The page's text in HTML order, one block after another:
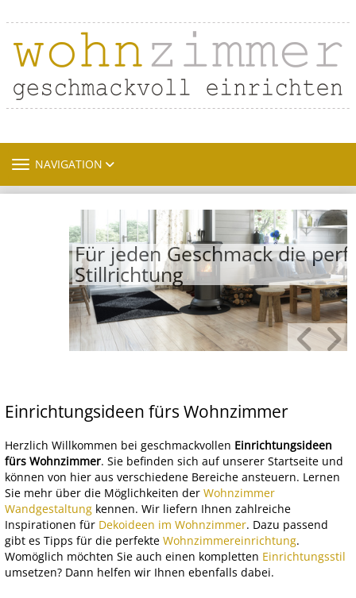
TOGGLE NAVIGATION
NAVIGATION
Für jeden Geschmack die perfekte
Stillrichtung
Einrichtungsideen fürs Wohnzimmer
Herzlich Willkommen bei geschmackvollen Einrichtungsideen
fürs Wohnzimmer. Sie befinden sich auf unserer Startseite und
können von hier aus verschiedene Bereiche ansteuern. Lernen
Sie mehr über die Möglichkeiten der Wohnzimmer
Wandgestaltung kennen. Wir liefern Ihnen zahlreiche
Inspirationen für Dekoideen im Wohnzimmer. Dazu passend
gibt es Tipps für die perfekte Wohnzimmereinrichtung.
Womöglich möchten Sie auch einen kompletten Einrichtungsstil
umsetzen? Dann helfen wir Ihnen ebenfalls dabei.